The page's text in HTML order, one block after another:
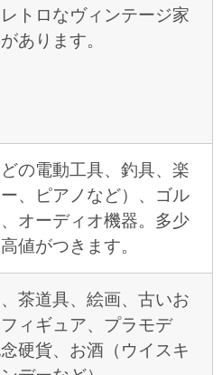
レトロなヴィンテージ家
あります。
の電動工具、釣具、楽
、ピアノなど）、ゴル
オーディオ機器。多少
値がつきます。
茶道具、絵画、古いお
ィギュア、プラモデ
硬貨、お酒（ウイスキ